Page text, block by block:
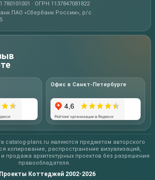
780101001 · ОГРН 1137847081822
ПАО «Сбербанк России», р/с
Офис в Санкт-Петербурге
catalog-plans.ru являются предметом авторского
копирование, распространение визуализаций,
продажа архитектурных проектов без разрешения
правообладателя.
Коттеджей 2002-2026